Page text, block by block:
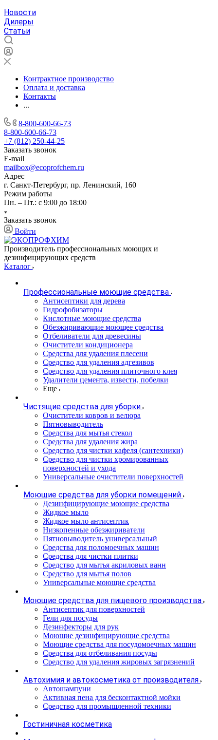
Новости
Дилеры
Статьи
Контрактное производство
Оплата и доставка
Контакты
...
8-800-600-66-73
8-800-600-66-73
+7 (812) 250-44-25
Заказать звонок
E-mail
mailbox@ecoprofchem.ru
Адрес
г. Санкт-Петербург, пр. Ленинский, 160
Режим работы
Пн. – Пт.: с 9:00 до 18:00
Заказать звонок
Войти
Производитель профессиональных моющих и
дезинфицирующих средств
Каталог
Профессиональные моющие средства
Антисептики для дерева
Гидрофобизаторы
Кислотные моющие средства
Обезжиривающие моющее средства
Отбеливатели для древесины
Очистители кондиционера
Средства для удаления плесени
Средство для удаления адгезивов
Средство для удаления плиточного клея
Удалители цемента, извести, побелки
Еще
Чистящие средства для уборки
Очистители ковров и велюра
Пятновыводитель
Средства для мытья стекол
Средства для удаления жира
Средство для чистки кафеля (сантехники)
Средство для чистки хромированных
поверхностей и ухода
Универсальные очистители поверхностей
Моющие средства для уборки помещений
Дезинфицирующие моющие средства
Жидкое мыло
Жидкое мыло антисептик
Низкопенные обезжириватели
Пятновыводитель универсальный
Средства для поломоечных машин
Средства для чистки плитки
Средство для мытья акриловых ванн
Средство для мытья полов
Универсальные моющие средства
Моющие средства для пищевого производства
Антисептик для поверхностей
Гели для посуды
Дезинфекторы для рук
Моющие дезинфицирующие средства
Моющие средства для посудомоечных машин
Средства для отбеливания посуды
Средство для удаления жировых загрязнений
Автохимия и автокосметика от производителя
Автошампуни
Активная пена для бесконтактной мойки
Средство для промышленной техники
Гостиничная косметика